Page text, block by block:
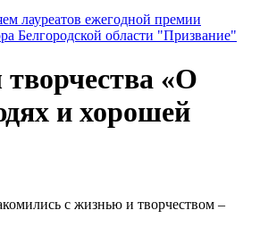
лауреатов ежегодной премии
Белгородской области "Призвание"
«О
и хорошей
с жизнью и творчеством –